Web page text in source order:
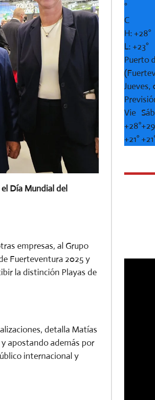
Día Mundial del
empresas, al Grupo
Fuerteventura 2025 y
la distinción Playas de
detalla Matías
apostando además por
internacional y
°
C
H:+28°
L:+23°
Puerto
Vie Sáb
+28°+
+21°+